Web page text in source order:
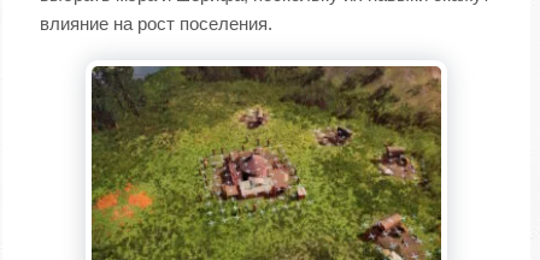
влияние на рост поселения.